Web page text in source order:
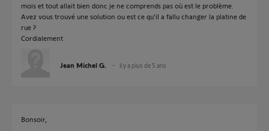
mois et tout allait bien donc je ne comprends pas où est le problème.
Avez vous trouvé une solution ou est ce qu'il a fallu changer la platine de
rue ?
Cordialement
Jean Michel G. il y a plus de 5 ans
Bonsoir,